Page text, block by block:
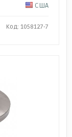
США
Код: 1058127-7